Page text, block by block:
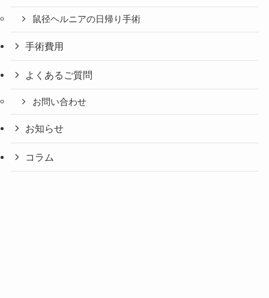
鼠径ヘルニアの日帰り手術
手術費用
よくあるご質問
お問い合わせ
お知らせ
コラム